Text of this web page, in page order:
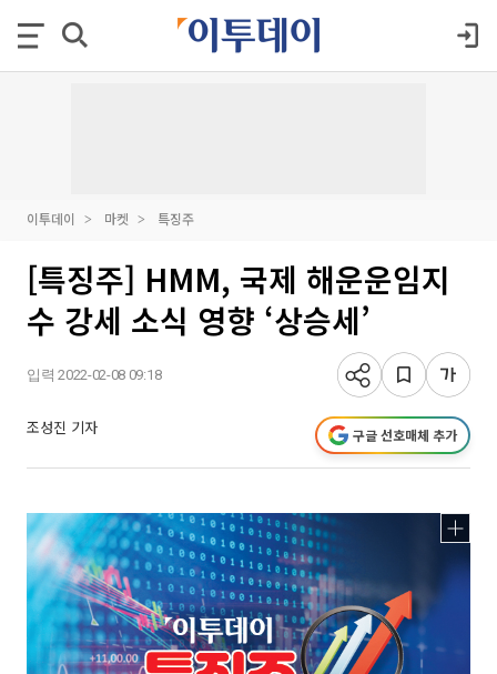
이투데이 마켓 특징주
[특징주] HMM, 국제 해운운임지
수 강세 소식 영향 ‘상승세’
입력 2022-02-08 09:18
조성진 기자 구글 선호매체 추가